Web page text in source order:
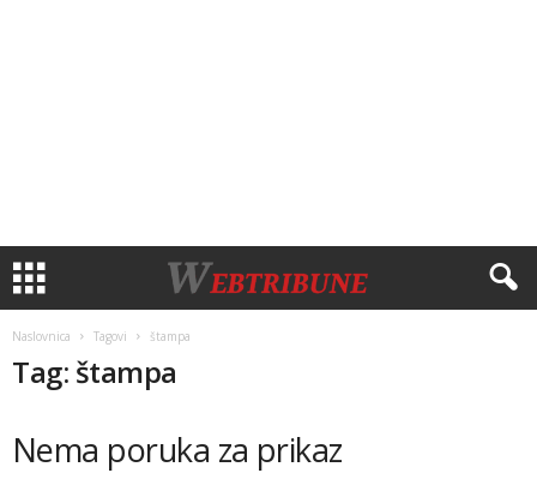
Naslovnica Tagovi štampa
Tag: štampa
Nema poruka za prikaz